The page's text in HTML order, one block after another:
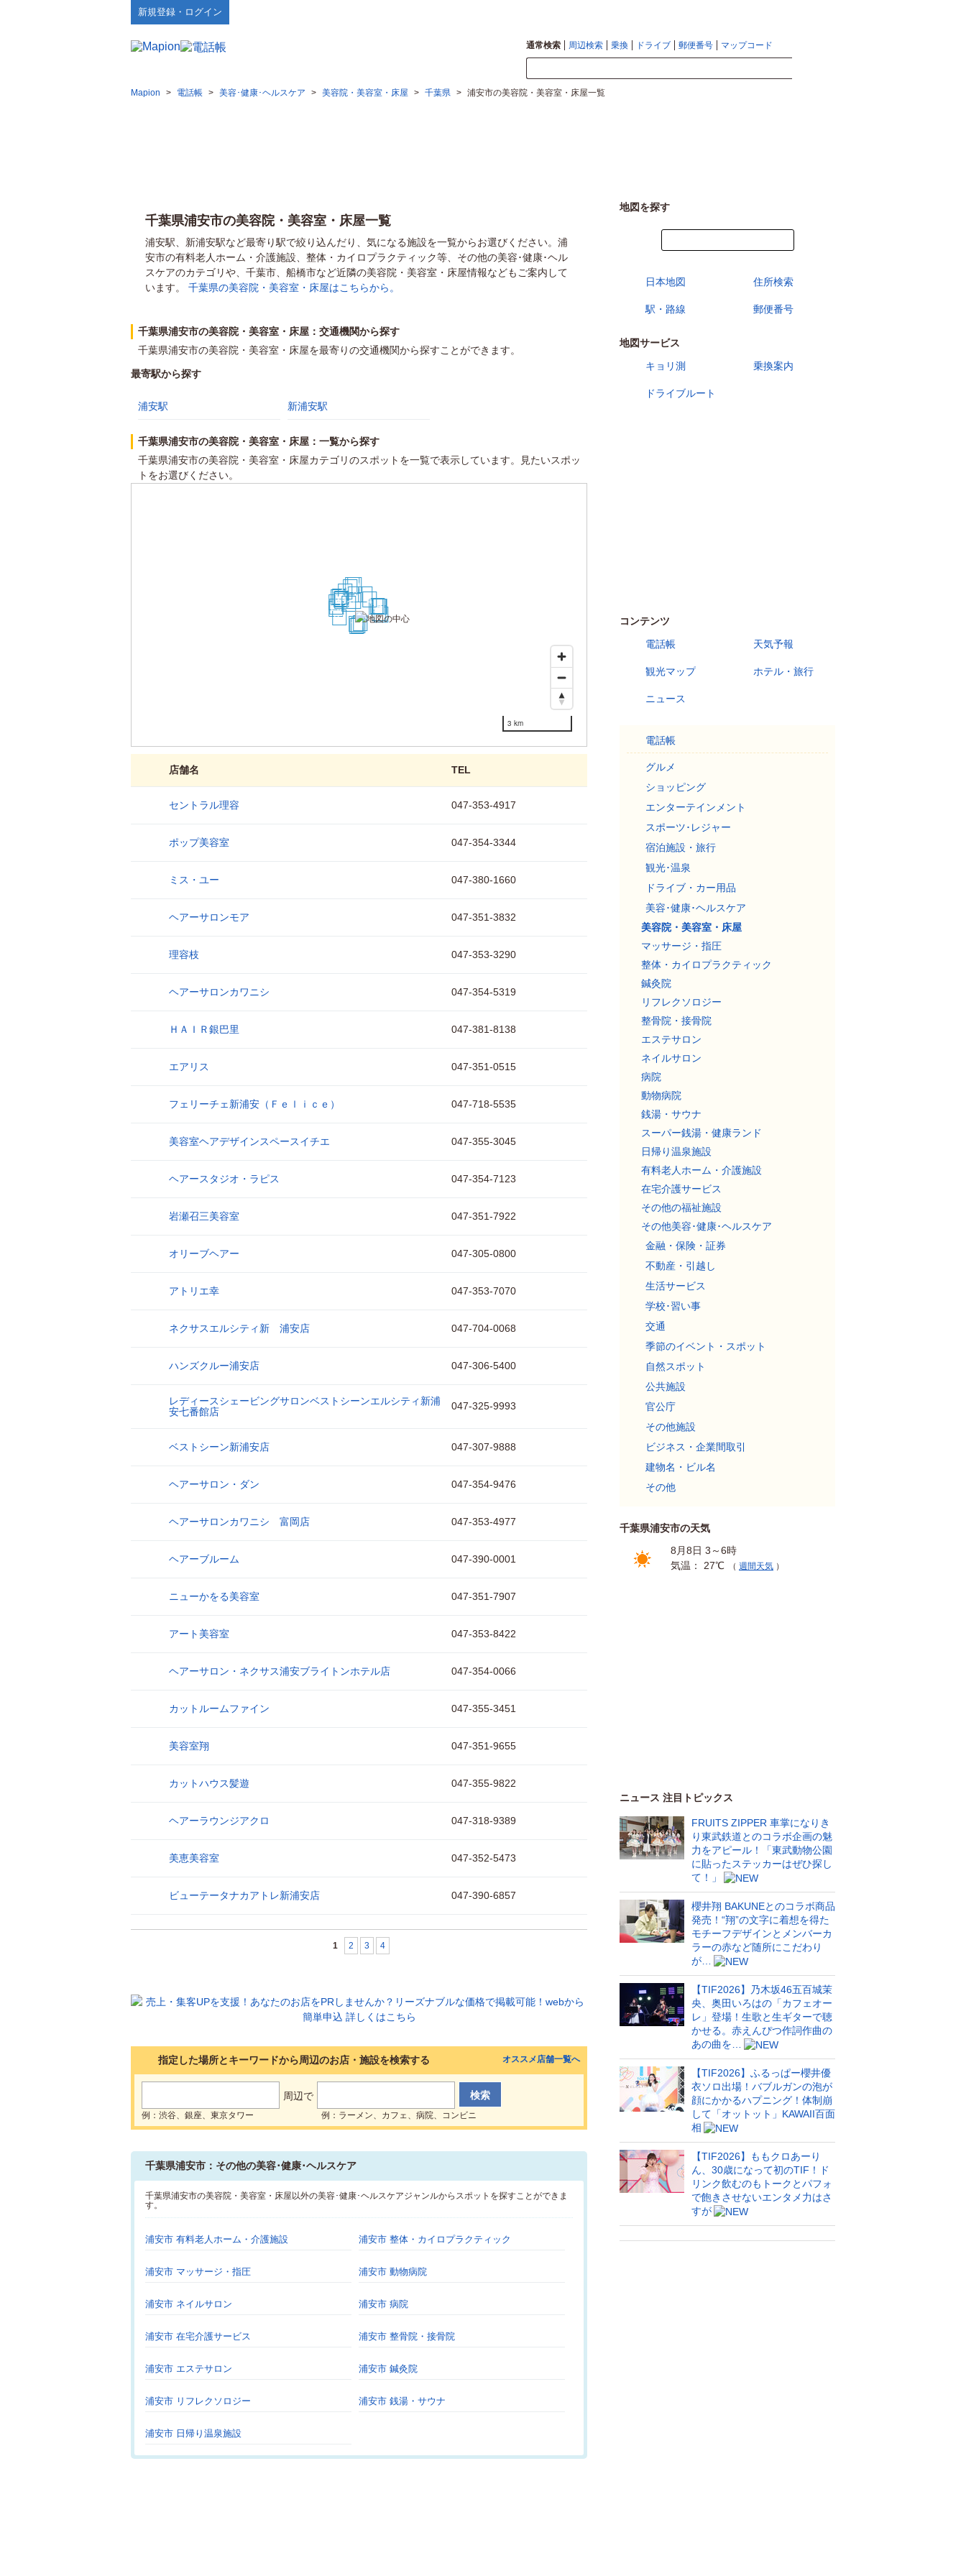
新規登録・ログイン
通常検索 周辺検索 乗換 ドライブ 郵便番号 マップコード
Mapion > 電話帳 > 美容･健康･ヘルスケア > 美容院・美容室・床屋 > 千葉県 > 浦安市の美容院・美容室・床屋一覧
千葉県浦安市の美容院・美容室・床屋一覧
浦安駅、新浦安駅など最寄り駅で絞り込んだり、気になる施設を一覧からお選びください。浦
安市の有料老人ホーム・介護施設、整体・カイロプラクティック等、その他の美容･健康･ヘル
スケアのカテゴリや、千葉市、船橋市など近隣の美容院・美容室・床屋情報などもご案内して
います。 千葉県の美容院・美容室・床屋はこちらから。
千葉県浦安市の美容院・美容室・床屋：交通機関から探す
千葉県浦安市の美容院・美容室・床屋を最寄りの交通機関から探すことができます。
最寄駅から探す
浦安駅 新浦安駅
千葉県浦安市の美容院・美容室・床屋：一覧から探す
千葉県浦安市の美容院・美容室・床屋カテゴリのスポットを一覧で表示しています。見たいスポッ
トをお選びください。
1
2
3 4
5
6
7
8
9
10
11
12
13
14
15
16
17
18
19
20
21
22
23
24
25
26
27
28
29
30
3 km
店舗名 TEL
セントラル理容 047-353-4917
ポップ美容室 047-354-3344
ミス・ユー 047-380-1660
ヘアーサロンモア 047-351-3832
理容枝 047-353-3290
ヘアーサロンカワニシ 047-354-5319
ＨＡＩＲ銀巴里 047-381-8138
エアリス 047-351-0515
フェリーチェ新浦安（Ｆｅｌｉｃｅ） 047-718-5535
美容室ヘアデザインスペースイチエ 047-355-3045
ヘアースタジオ・ラピス 047-354-7123
岩瀬召三美容室 047-351-7922
オリーブヘアー 047-305-0800
アトリエ幸 047-353-7070
ネクサスエルシティ新 浦安店 047-704-0068
ハンズクルー浦安店 047-306-5400
レディースシェービングサロンベストシーンエルシティ新浦
安七番館店
047-325-9993
ベストシーン新浦安店 047-307-9888
ヘアーサロン・ダン 047-354-9476
ヘアーサロンカワニシ 富岡店 047-353-4977
ヘアーブルーム 047-390-0001
ニューかをる美容室 047-351-7907
アート美容室 047-353-8422
ヘアーサロン・ネクサス浦安ブライトンホテル店 047-354-0066
カットルームファイン 047-355-3451
美容室翔 047-351-9655
カットハウス髪遊 047-355-9822
ヘアーラウンジアクロ 047-318-9389
美恵美容室 047-352-5473
ビューテータナカアトレ新浦安店 047-390-6857
1 2 3 4
指定した場所とキーワードから周辺のお店・施設を検索する
周辺で
例：渋谷、銀座、東京タワー 例：ラーメン、カフェ、病院、コンビニ
オススメ店舗一覧へ
千葉県浦安市：その他の美容･健康･ヘルスケア
千葉県浦安市の美容院・美容室・床屋以外の美容･健康･ヘルスケアジャンルからスポットを探すことができま
す。
浦安市 有料老人ホーム・介護施設 浦安市 整体・カイロプラクティック
浦安市 マッサージ・指圧 浦安市 動物病院
浦安市 ネイルサロン 浦安市 病院
浦安市 在宅介護サービス 浦安市 整骨院・接骨院
浦安市 エステサロン 浦安市 鍼灸院
浦安市 リフレクソロジー 浦安市 銭湯・サウナ
浦安市 日帰り温泉施設
地図を探す
日本地図 住所検索
駅・路線 郵便番号
地図サービス
キョリ測
乗換案内
ドライブルート
コンテンツ
電話帳
天気予報
観光マップ ホテル・旅行
ニュース
電話帳
グルメ
ショッピング
エンターテインメント
スポーツ･レジャー
宿泊施設・旅行
観光･温泉
ドライブ・カー用品
美容･健康･ヘルスケア
美容院・美容室・床屋
マッサージ・指圧
整体・カイロプラクティック
鍼灸院
リフレクソロジー
整骨院・接骨院
エステサロン
ネイルサロン
病院
動物病院
銭湯・サウナ
スーパー銭湯・健康ランド
日帰り温泉施設
有料老人ホーム・介護施設
在宅介護サービス
その他の福祉施設
その他美容･健康･ヘルスケア
金融・保険・証券
不動産・引越し
生活サービス
学校･習い事
交通
季節のイベント・スポット
自然スポット
公共施設
官公庁
その他施設
ビジネス・企業間取引
建物名・ビル名
その他
千葉県浦安市の天気
8月8日 3～6時
気温： 27℃
（ 週間天気 ）
ニュース 注目トピックス
FRUITS ZIPPER 車掌になりき
り東武鉄道とのコラボ企画の魅
力をアピール！「東武動物公園
に貼ったステッカーはぜひ探し
て！」
櫻井翔 BAKUNEとのコラボ商品
発売！“翔”の文字に着想を得た
モチーフデザインとメンバーカ
ラーの赤など随所にこだわり
が…
【TIF2026】乃木坂46五百城茉
央、奥田いろはの「カフェオー
レ」登場！生歌と生ギターで聴
かせる。赤えんぴつ作詞作曲の
あの曲を…
【TIF2026】ふるっぱー櫻井優
衣ソロ出場！バブルガンの泡が
顔にかかるハプニング！体制崩
して「オットット」KAWAII百面
相
【TIF2026】ももクロあーり
ん、30歳になって初のTIF！ド
リンク飲むのもトークとパフォ
で飽きさせないエンタメ力はさ
すが